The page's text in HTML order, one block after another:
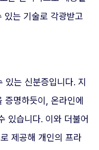
있는 기술로 각광받고
있는 신분증입니다. 지
명하듯이, 온라인에
있습니다. 이와 더불어
제공해 개인의 프라